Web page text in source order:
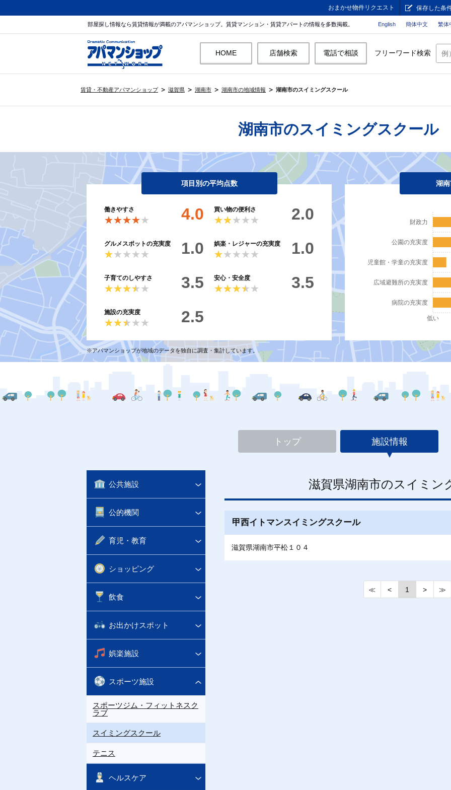
おまかせ物件リクエスト 保存した条
部屋探し情報なら賃貸情報が満載のアパマンショップ。賃貸マンション・賃貸アパートの情報を多数掲載。 English 簡体中文 繁体
HOME 店舗検索 電話で相談 フリーワード検索
賃貸・不動産アパマンショップ 滋賀県 湖南市 湖南市の地域情報 湖南市のスイミングスクール
湖南市のスイミングスクール
項目別の平均点数
働きやすさ
★★★★★
★★★★★ 4.0 買い物の便利さ
★★★★★
★★★★★ 2.0
グルメスポットの充実度
★★★★★
★★★★★ 1.0 娯楽・レジャーの充実度
★★★★★
★★★★★ 1.0
子育てのしやすさ
★★★★★
★★★★★ 3.5 安心・安全度
★★★★★
★★★★★ 3.5
施設の充実度
★★★★★
★★★★★ 2.5
湖
病院の充実度
広域避難所の充実度
児童館・学童の充実度
公園の充実度
財政力
低い
※アパマンショップが地域のデータを独自に調査・集計しています。
トップ 施設情報
公共施設
公的機関
育児・教育
ショッピング
飲食
お出かけスポット
娯楽施設
スポーツ施設
スポーツジム・フィットネスク
ラブ
スイミングスクール
テニス
ヘルスケア
滋賀県湖南市のスイミン
甲西イトマンスイミングスクール
滋賀県湖南市平松１０４
≪ < 1 > ≫